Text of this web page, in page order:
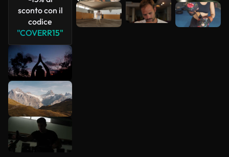
sconto con il
codice
"COVERR15"